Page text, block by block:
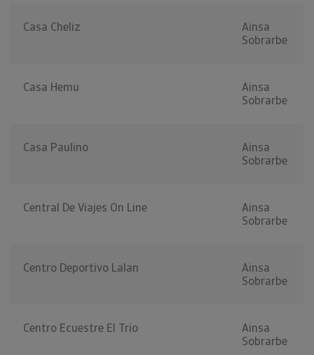
Casa Cheliz
Ainsa
Sobrarbe
Casa Hemu
Ainsa
Sobrarbe
Casa Paulino
Ainsa
Sobrarbe
Central De Viajes On Line
Ainsa
Sobrarbe
Centro Deportivo Lalan
Ainsa
Sobrarbe
Centro Ecuestre El Trio
Ainsa
Sobrarbe